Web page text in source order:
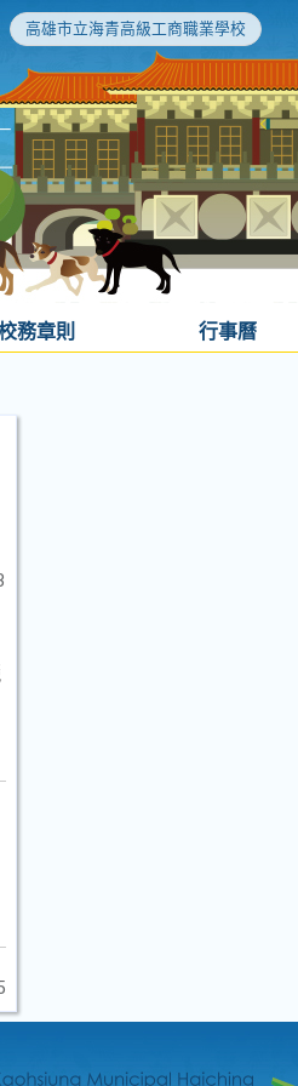
高雄市立海青高級工商職業學校
務章則 行事曆